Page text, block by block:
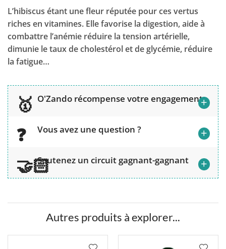
L’hibiscus étant une fleur réputée pour ces vertus
riches en vitamines. Elle favorise la digestion, aide à
combattre l’anémie réduire la tension artérielle,
dimunie le taux de cholestérol et de glycémie, réduire
la fatigue…
O'Zando récompense votre engagement+
Vous avez une question ? +
Soutenez un circuit gagnant-gagnant +
Autres produits à explorer...